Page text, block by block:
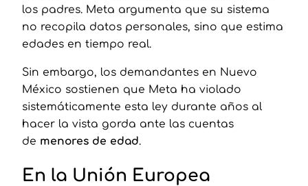
los padres. Meta argumenta que su sistema
no recopila datos personales, sino que estima
edades en tiempo real.
Sin embargo, los demandantes en Nuevo
México sostienen que Meta ha violado
sistemáticamente esta ley durante años al
hacer la vista gorda ante las cuentas
de menores de edad.
En la Unión Europea